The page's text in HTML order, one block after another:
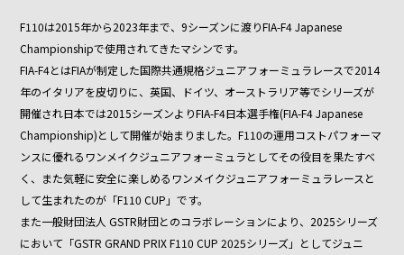
F110は2015年から2023年まで、9シーズンに渡りFIA-F4 Japanese
Championshipで使用されてきたマシンです。
FIA-F4とはFIAが制定した国際共通規格ジュニアフォーミュラレースで2014
年のイタリアを皮切りに、英国、ドイツ、オーストラリア等でシリーズが
開催され日本では2015シーズンよりFIA-F4日本選手権(FIA-F4 Japanese
Championship)として開催が始まりました。F110の運用コストパフォーマ
ンスに優れるワンメイクジュニアフォーミュラとしてその役目を果たすべ
く、また気軽に安全に楽しめるワンメイクジュニアフォーミュラレースと
して生まれたのが「F110 CUP」です。
また一般財団法人 GSTR財団とのコラボレーションにより、2025シリーズ
において「GSTR GRAND PRIX F110 CUP 2025シリーズ」としてジュニ